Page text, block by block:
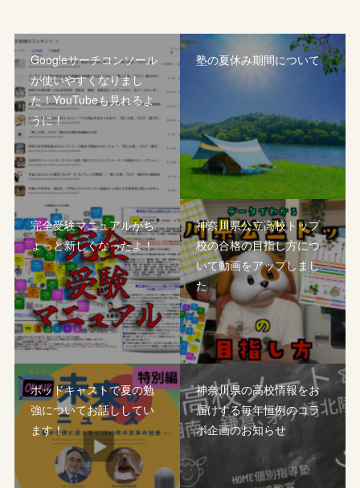
Googleサーチコンソール
が使いやすくなりまし
た！YouTubeも見れるよ
うに！
塾の夏休み期間について
完全受験マニュアルがち
ょっと新しくなったよ！
神奈川県公立高校トップ
校の合格の目指し方につ
いて動画をアップしまし
た
ポッドキャストで夏の勉
強についてお話ししてい
ます！
神奈川県の高校情報をお
届けする毎年恒例のコラ
ボ企画のお知らせ